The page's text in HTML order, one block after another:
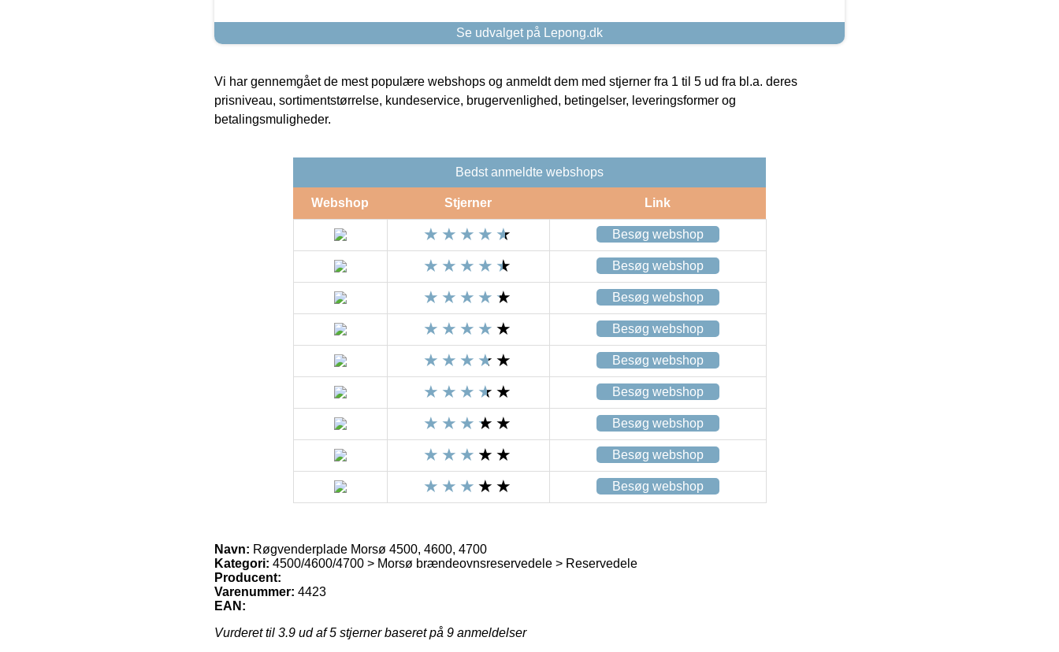
Se udvalget på Lepong.dk
Vi har gennemgået de mest populære webshops og anmeldt dem med stjerner fra 1 til 5 ud fra bl.a. deres
prisniveau, sortimentstørrelse, kundeservice, brugervenlighed, betingelser, leveringsformer og
betalingsmuligheder.
Bedst anmeldte webshops
Webshop Stjerner Link
Besøg webshop
Besøg webshop
Besøg webshop
Besøg webshop
Besøg webshop
Besøg webshop
Besøg webshop
Besøg webshop
Besøg webshop
Navn: Røgvenderplade Morsø 4500, 4600, 4700
Kategori: 4500/4600/4700 > Morsø brændeovnsreservedele > Reservedele
Producent:
Varenummer: 4423
EAN:
Vurderet til 3.9 ud af 5 stjerner baseret på 9 anmeldelser